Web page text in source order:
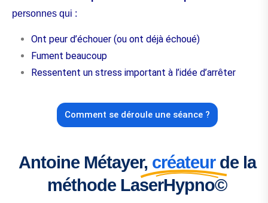
personnes qui :
Ont peur d’échouer (ou ont déjà échoué)
Fument beaucoup
Ressentent un stress important à l’idée d’arrêter
Comment se déroule une séance ?
Antoine Métayer, créateurde la
méthode LaserHypno©